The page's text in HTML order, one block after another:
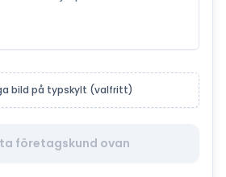
bild på typskylt (valfritt)
företagskund ovan